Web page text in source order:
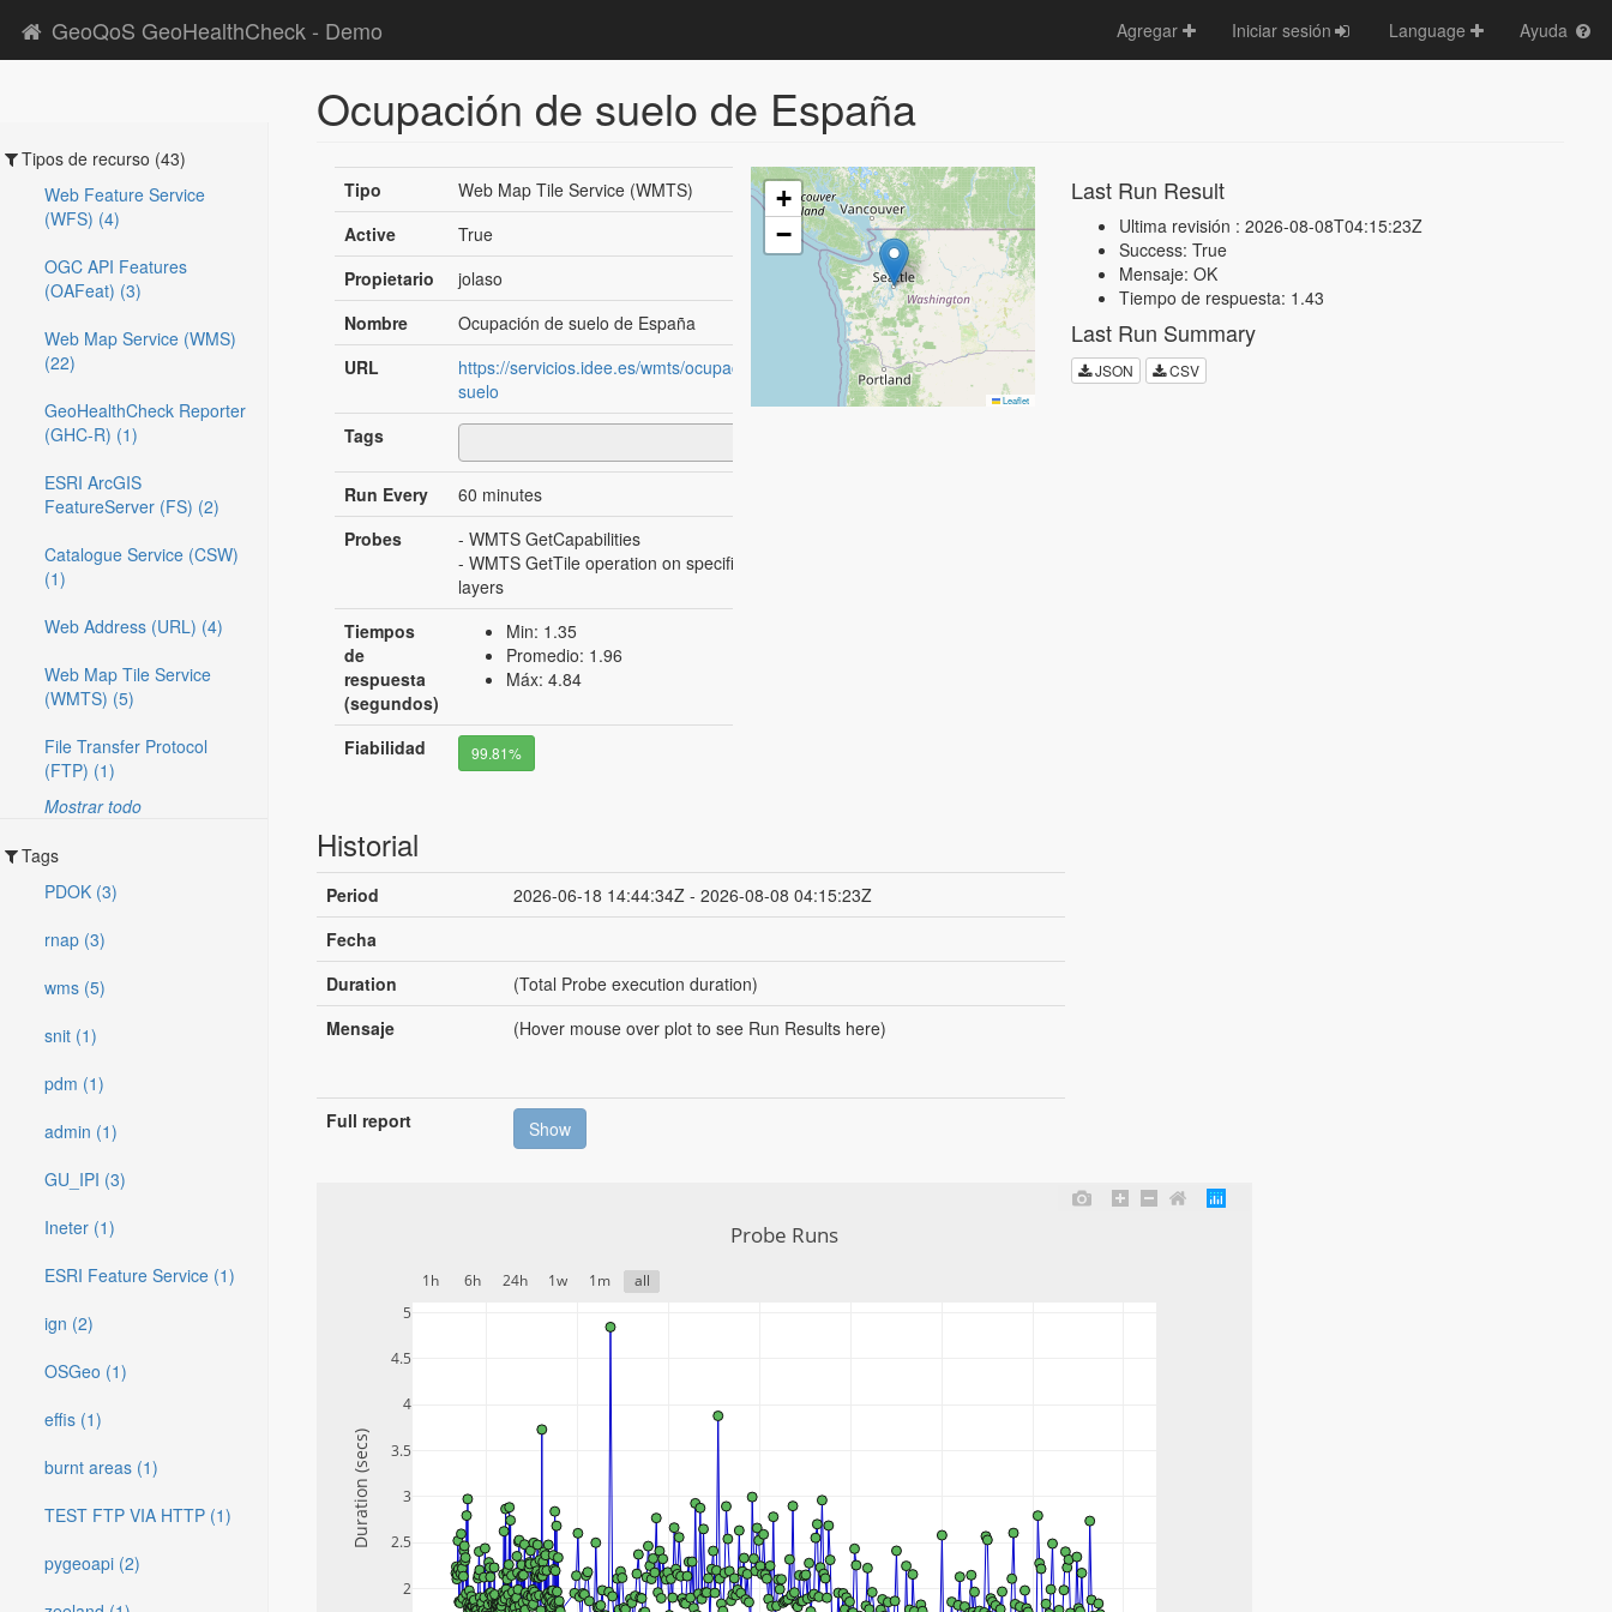
GeoQoS GeoHealthCheck - Demo Agregar Iniciar sesión Language Ayuda
Tipos de recurso (43)
Web Feature Service
(WFS) (4)
OGC API Features
(OAFeat) (3)
Web Map Service (WMS)
(22)
GeoHealthCheck Reporter
(GHC-R) (1)
ESRI ArcGIS
FeatureServer (FS) (2)
Catalogue Service (CSW)
(1)
Web Address (URL) (4)
Web Map Tile Service
(WMTS) (5)
File Transfer Protocol
(FTP) (1)
Mostrar todo
Tags
PDOK (3)
rnap (3)
wms (5)
snit (1)
pdm (1)
admin (1)
GU_IPI (3)
Ineter (1)
ESRI Feature Service (1)
ign (2)
OSGeo (1)
effis (1)
burnt areas (1)
TEST FTP VIA HTTP (1)
pygeoapi (2)
Ocupación de suelo de España
Tipo
Web Map Tile Service (WMTS)
Active
True
Propietario
jolaso
Nombre
Ocupación de suelo de España
URL
https://servicios.idee.es/wmts/ocupacion-
suelo
Tags
Run Every
60 minutes
Probes
- WMTS GetCapabilities
- WMTS GetTile operation on specific
layers
Tiempos
de
respuesta
(segundos)
Min: 1.35
Promedio: 1.96
Máx: 4.84
Fiabilidad 99.81%
+
−
Leaflet
Last Run Result
Ultima revisión : 2026-08-08T04:15:23Z
Success: True
Mensaje: OK
Tiempo de respuesta: 1.43
Last Run Summary
JSON CSV
Historial
Period
2026-06-18 14:44:34Z - 2026-08-08 04:15:23Z
Fecha
Duration
(Total Probe execution duration)
Mensaje
(Hover mouse over plot to see Run Results here)
Full report Show
2
2.5
3
3.5
4
4.5
5
1h 6h 24h 1w 1m all
Probe Runs
Duration (secs)